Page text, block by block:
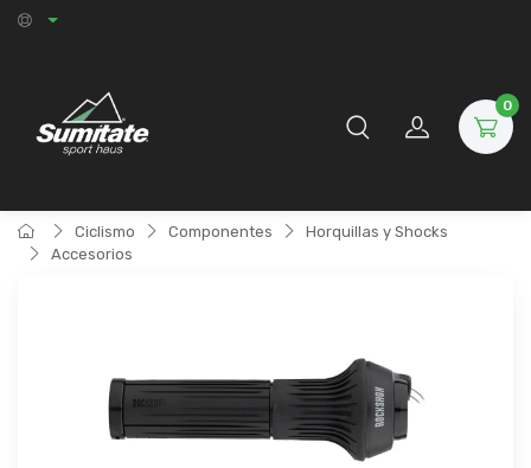
0
Ciclismo Componentes
Horquillas y Shocks
Accesorios